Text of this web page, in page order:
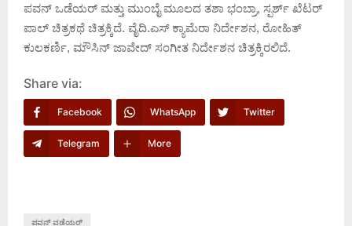
ಪವನ್ ಒಡೆಯರ್ ಮತ್ತು ಮುಂಬೈ ಮೂಲದ ತಶಾ ಭಂಬ್ರಾ, ಸ್ಪರ್ಶ್ ಖೆಟರ್
ಪಾಲ್ ಚಿತ್ರಕಥೆ ಚಿತ್ರಕ್ಕಿದೆ. ವೈದಿ.ಎಸ್ ಕ್ಯಾಮೆರಾ ನಿರ್ದೇಶನ, ರೋಹಿತ್
ಕುಲಕರ್ಣಿ, ಮೌಸಿನ್ ಜಾವೇದ್ ಸಂಗೀತ ನಿರ್ದೇಶನ ಚಿತ್ರಕ್ಕಿರಲಿದೆ.
Share via:
Facebook WhatsApp Twitter
Telegram More
ಪವನ್ ವಡೆಯರ್